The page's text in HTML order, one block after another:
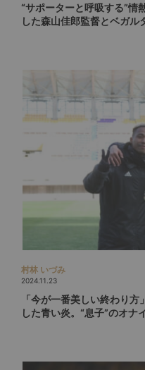
“サポーターと呼吸する”情
した森山佳郎監督とベガル
村林 いづみ
2024.11.23
「今が一番美しい終わり
した青い炎。“息子”のオ